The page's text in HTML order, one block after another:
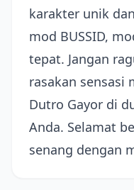
karakter unik
mod BUSSID,
tepat. Jangan
rasakan sensasi
Dutro Gayor di
Anda. Selamat
senang dengan